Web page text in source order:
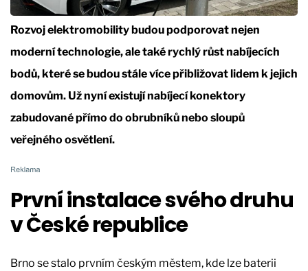
Rozvoj elektromobility budou podporovat nejen
moderní technologie, ale také rychlý růst nabíjecích
bodů, které se budou stále více přibližovat lidem k jejich
domovům. Už nyní existují nabíjecí konektory
zabudované přímo do obrubníků nebo sloupů
veřejného osvětlení.
První instalace svého druhu
v České republice
Brno se stalo prvním českým městem, kde lze baterii